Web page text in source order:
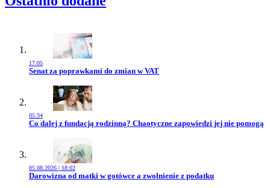
17:05
Przejdź do artykułu:
Senat za poprawkami do zmian w VAT
05:34
Przejdź do artykułu:
Co dalej z fundacją rodzinną? Chaotyczne zapowiedzi jej nie pomogą
05.08.2026 | 18:02
Przejdź do artykułu:
Darowizna od matki w gotówce a zwolnienie z podatku